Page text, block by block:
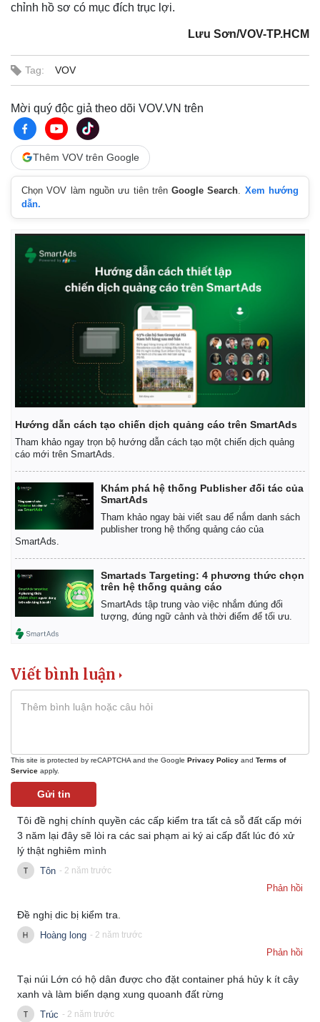
Kinh tế
Bất động sản
Khởi nghiệp
Thị trường
Giá vàng
Tiêu dùng
Tỷ giá
chỉnh hồ sơ có mục đích trục lợi.
Lưu Sơn/VOV-TP.HCM
Tag: VOV
Mời quý độc giả theo dõi VOV.VN trên
Thêm VOV trên Google
Chọn VOV làm nguồn ưu tiên trênGoogle Search
Xem hướng
dẫn.
Hướng dẫn cách tạo chiến dịch quảng cáo trên SmartAds
Tham khảo ngay trọn bộ hướng dẫn cách tạo một chiến dịch quảng
cáo mới trên SmartAds.
Khám phá hệ thống Publisher đối tác của
SmartAds
Tham khảo ngay bài viết sau để nắm danh sách
publisher trong hệ thống quảng cáo của
SmartAds.
Smartads Targeting: 4 phương thức chọn
trên hệ thống quảng cáo
SmartAds tập trung vào việc nhắm đúng đối
tượng, đúng ngữ cảnh và thời điểm để tối ưu.
Viết bình luận
This site is protected by reCAPTCHA and the Google Privacy Policy and Terms of
Service apply.
Gửi tin
Tôi đề nghị chính quyền các cấp kiểm tra tất cả sỗ đất cấp mới
3 năm lại đây sẽ lòi ra các sai phạm ai ký ai cấp đất lúc đó xử
lý thật nghiêm mình
Tôn - 2 năm trước
Phản hồi
Đề nghị dic bị kiểm tra.
Hoàng long - 2 năm trước
Phản hồi
Tại núi Lớn có hộ dân được cho đặt container phá hủy k ít cây
xanh và làm biến dạng xung quoanh đất rừng
Trúc - 2 năm trước